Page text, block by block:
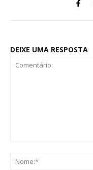
DEIXE UMA RESPOSTA